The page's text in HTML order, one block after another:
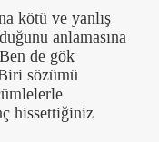
kötü ve yanlış
anlamasına
de gök
sözümü
hissettiğiniz